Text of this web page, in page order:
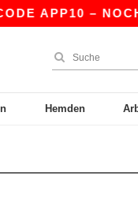
– NOCH
Hemden